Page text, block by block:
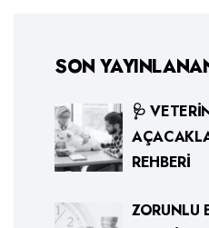
SON
🩺
REHBERI
ZORUNLU